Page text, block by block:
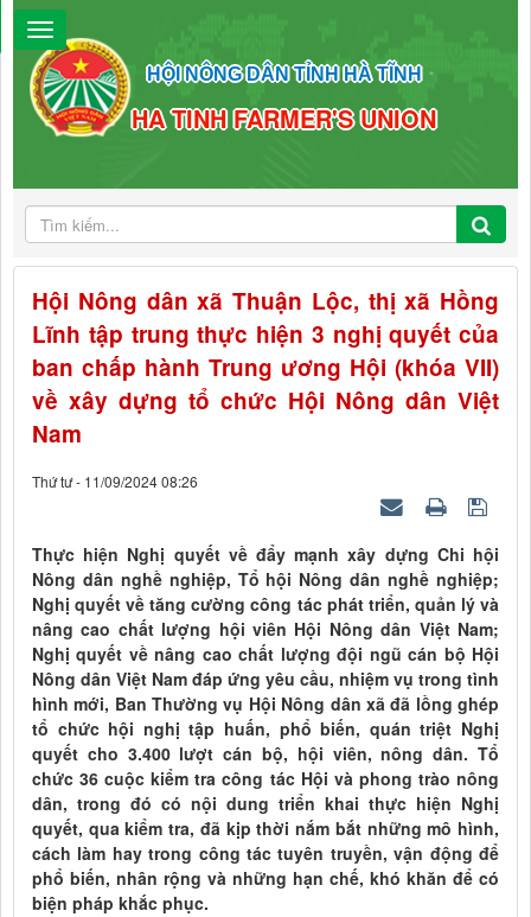
HỘI NÔNG DÂN TỈNH HÀ TĨNH
HA TINH FARMER'S UNION
Hội Nông dân xã Thuận Lộc, thị xã Hồng
Lĩnh tập trung thực hiện 3 nghị quyết của
ban chấp hành Trung ương Hội (khóa VII)
về xây dựng tổ chức Hội Nông dân Việt
Nam
Thứ tư - 11/09/2024 08:26
Thực hiện Nghị quyết về đẩy mạnh xây dựng Chi hội
Nông dân nghề nghiệp, Tổ hội Nông dân nghề nghiệp;
Nghị quyết về tăng cường công tác phát triển, quản lý và
nâng cao chất lượng hội viên Hội Nông dân Việt Nam;
Nghị quyết về nâng cao chất lượng đội ngũ cán bộ Hội
Nông dân Việt Nam đáp ứng yêu cầu, nhiệm vụ trong tình
hình mới, Ban Thường vụ Hội Nông dân xã đã lồng ghép
tổ chức hội nghị tập huấn, phổ biến, quán triệt Nghị
quyết cho 3.400 lượt cán bộ, hội viên, nông dân. Tổ
chức 36 cuộc kiểm tra công tác Hội và phong trào nông
dân, trong đó có nội dung triển khai thực hiện Nghị
quyết, qua kiểm tra, đã kịp thời nắm bắt những mô hình,
cách làm hay trong công tác tuyên truyền, vận động để
phổ biến, nhân rộng và những hạn chế, khó khăn để có
biện pháp khắc phục.